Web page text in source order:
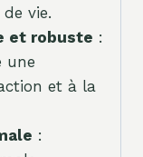
vie.
et robuste :
une
et à la
: